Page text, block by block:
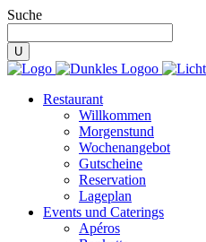
Suche
Restaurant
Willkommen
Morgenstund
Wochenangebot
Gutscheine
Reservation
Lageplan
Events und Caterings
Apéros